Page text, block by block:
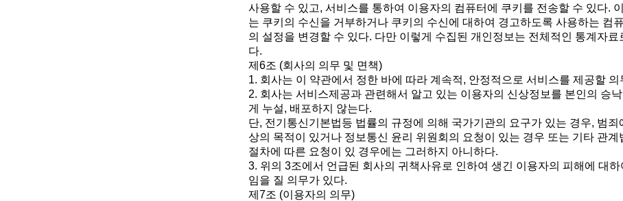
사용할 수 있고, 서비스를 통하여 이용자의 컴퓨터에 쿠키를 전송할 수 있다.
는 쿠키의 수신을 거부하거나 쿠키의 수신에 대하여 경고하도록 사용하는 컴
의 설정을 변경할 수 있다. 다만 이렇게 수집된 개인정보는 전체적인 통계자료
다.
제6조 (회사의 의무 및 면책)
1. 회사는 이 약관에서 정한 바에 따라 계속적, 안정적으로 서비스를 제공할 의
2. 회사는 서비스제공과 관련해서 알고 있는 이용자의 신상정보를 본인의 승낙
게 누설, 배포하지 않는다.
단, 전기통신기본법등 법률의 규정에 의해 국가기관의 요구가 있는 경우, 범죄
상의 목적이 있거나 정보통신 윤리 위원회의 요청이 있는 경우 또는 기타 관계
절차에 따른 요청이 있 경우에는 그러하지 아니하다.
3. 위의 3조에서 언급된 회사의 귀책사유로 인하여 생긴 이용자의 피해에 대하
임을 질 의무가 있다.
제7조 (이용자의 의무)